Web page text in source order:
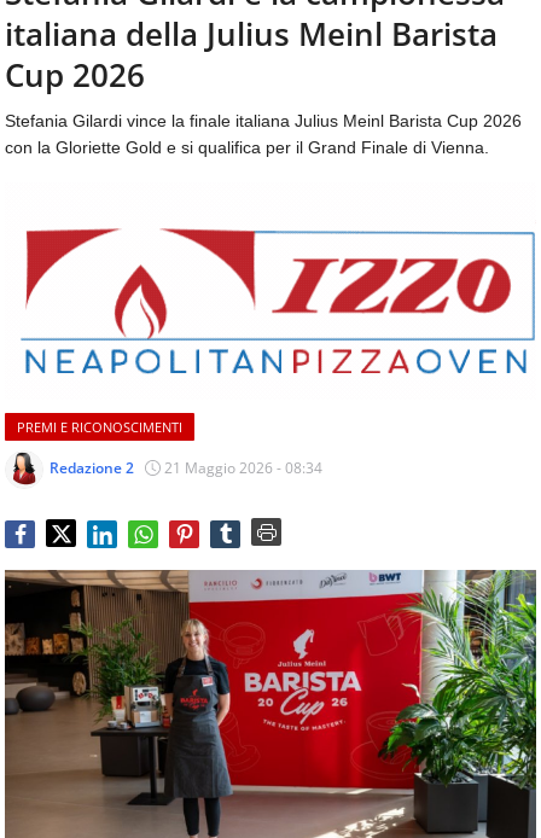
aggiornamenti
quotidiani
temi
come
ospitalità,
beverage,
catering
e
quotidiani
sul
dell'alimentazione,
dei
consumi
del
Food
Service
tutte
le
novità
del
comparto
CONTATTI
italiana della Julius Meinl Barista
Cup 2026
Stefania Gilardi vince la finale italiana Julius Meinl Barista Cup 2026
con la Gloriette Gold e si qualifica per il Grand Finale di Vienna.
PREMI E RICONOSCIMENTI
Redazione 2 21 Maggio 2026 - 08:34